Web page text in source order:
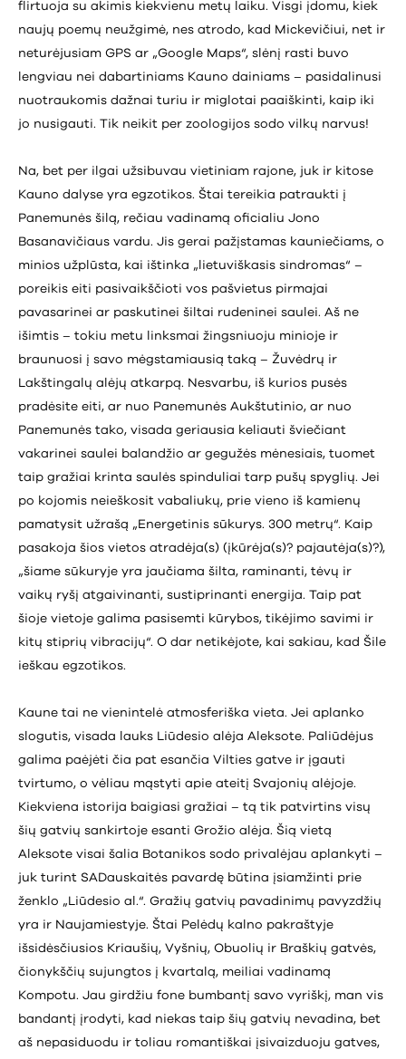
flirtuoja su akimis kiekvienu metų laiku. Visgi įdomu, kiek
naujų poemų neužgimė, nes atrodo, kad Mickevičiui, net ir
neturėjusiam GPS ar „Google Maps“, slėnį rasti buvo
lengviau nei dabartiniams Kauno dainiams – pasidalinusi
nuotraukomis dažnai turiu ir miglotai paaiškinti, kaip iki
jo nusigauti. Tik neikit per zoologijos sodo vilkų narvus!
Na, bet per ilgai užsibuvau vietiniam rajone, juk ir kitose
Kauno dalyse yra egzotikos. Štai tereikia patraukti į
Panemunės šilą, rečiau vadinamą oficialiu Jono
Basanavičiaus vardu. Jis gerai pažįstamas kauniečiams, o
minios užplūsta, kai ištinka „lietuviškasis sindromas“ –
poreikis eiti pasivaikščioti vos pašvietus pirmajai
pavasarinei ar paskutinei šiltai rudeninei saulei. Aš ne
išimtis – tokiu metu linksmai žingsniuoju minioje ir
braunuosi į savo mėgstamiausią taką – Žuvėdrų ir
Lakštingalų alėjų atkarpą. Nesvarbu, iš kurios pusės
pradėsite eiti, ar nuo Panemunės Aukštutinio, ar nuo
Panemunės tako, visada geriausia keliauti šviečiant
vakarinei saulei balandžio ar gegužės mėnesiais, tuomet
taip gražiai krinta saulės spinduliai tarp pušų spyglių. Jei
po kojomis neieškosit vabaliukų, prie vieno iš kamienų
pamatysit užrašą „Energetinis sūkurys. 300 metrų“. Kaip
pasakoja šios vietos atradėja(s) (įkūrėja(s)? pajautėja(s)?),
„šiame sūkuryje yra jaučiama šilta, raminanti, tėvų ir
vaikų ryšį atgaivinanti, sustiprinanti energija. Taip pat
šioje vietoje galima pasisemti kūrybos, tikėjimo savimi ir
kitų stiprių vibracijų“. O dar netikėjote, kai sakiau, kad Šile
ieškau egzotikos.
Kaune tai ne vienintelė atmosferiška vieta. Jei aplanko
slogutis, visada lauks Liūdesio alėja Aleksote. Paliūdėjus
galima paėjėti čia pat esančia Vilties gatve ir įgauti
tvirtumo, o vėliau mąstyti apie ateitį Svajonių alėjoje.
Kiekviena istorija baigiasi gražiai – tą tik patvirtins visų
šių gatvių sankirtoje esanti Grožio alėja. Šią vietą
Aleksote visai šalia Botanikos sodo privalėjau aplankyti –
juk turint SADauskaitės pavardę būtina įsiamžinti prie
ženklo „Liūdesio al.“. Gražių gatvių pavadinimų pavyzdžių
yra ir Naujamiestyje. Štai Pelėdų kalno pakraštyje
išsidėsčiusios Kriaušių, Vyšnių, Obuolių ir Braškių gatvės,
čionykščių sujungtos į kvartalą, meiliai vadinamą
Kompotu. Jau girdžiu fone bumbantį savo vyriškį, man vis
bandantį įrodyti, kad niekas taip šių gatvių nevadina, bet
aš nepasiduodu ir toliau romantiškai įsivaizduoju gatves,